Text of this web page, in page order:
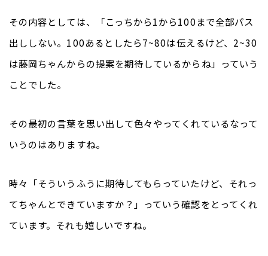
その内容としては、「こっちから1から100まで全部パス
出ししない。100あるとしたら7~80は伝えるけど、2~30
は藤岡ちゃんからの提案を期待しているからね」っていう
ことでした。
その最初の言葉を思い出して色々やってくれているなって
いうのはありますね。
時々「そういうふうに期待してもらっていたけど、それっ
てちゃんとできていますか？」っていう確認をとってくれ
ています。それも嬉しいですね。